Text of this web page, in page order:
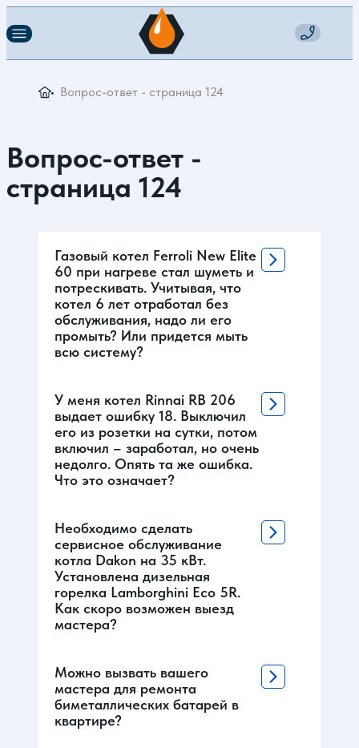
Вопрос-ответ - страница 124
Вопрос-ответ -
страница 124
Газовый котел Ferroli New Elite
60 при нагреве стал шуметь и
потрескивать. Учитывая, что
котел 6 лет отработал без
обслуживания, надо ли его
промыть? Или придется мыть
всю систему?
У меня котел Rinnai RB 206
выдает ошибку 18. Выключил
его из розетки на сутки, потом
включил – заработал, но очень
недолго. Опять та же ошибка.
Что это означает?
Необходимо сделать
сервисное обслуживание
котла Dakon на 35 кВт.
Установлена дизельная
горелка Lamborghini Eco 5R.
Как скоро возможен выезд
мастера?
Можно вызвать вашего
мастера для ремонта
биметаллических батарей в
квартире?